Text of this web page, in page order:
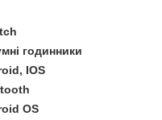
годинники
IOS
OS